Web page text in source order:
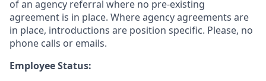
of an agency referral where no pre-existing
agreement is in place. Where agency agreements are
in place, introductions are position specific. Please, no
phone calls or emails.
Employee Status: